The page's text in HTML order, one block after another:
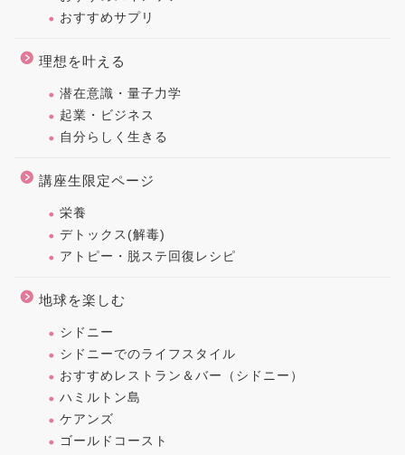
おすすめサプリ
理想を叶える
潜在意識・量子力学
起業・ビジネス
自分らしく生きる
講座生限定ページ
栄養
デトックス(解毒)
アトピー・脱ステ回復レシピ
地球を楽しむ
シドニー
シドニーでのライフスタイル
おすすめレストラン＆バー（シドニー）
ハミルトン島
ケアンズ
ゴールドコースト